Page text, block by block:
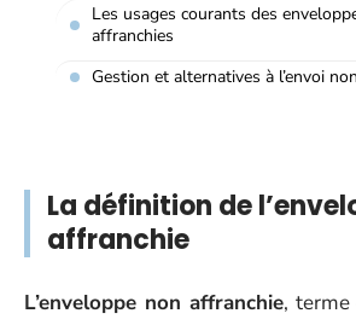
Les usages courants des
affranchies
Gestion et alternatives à l’envoi
La définition de
affranchie
L’enveloppe non affranchie,